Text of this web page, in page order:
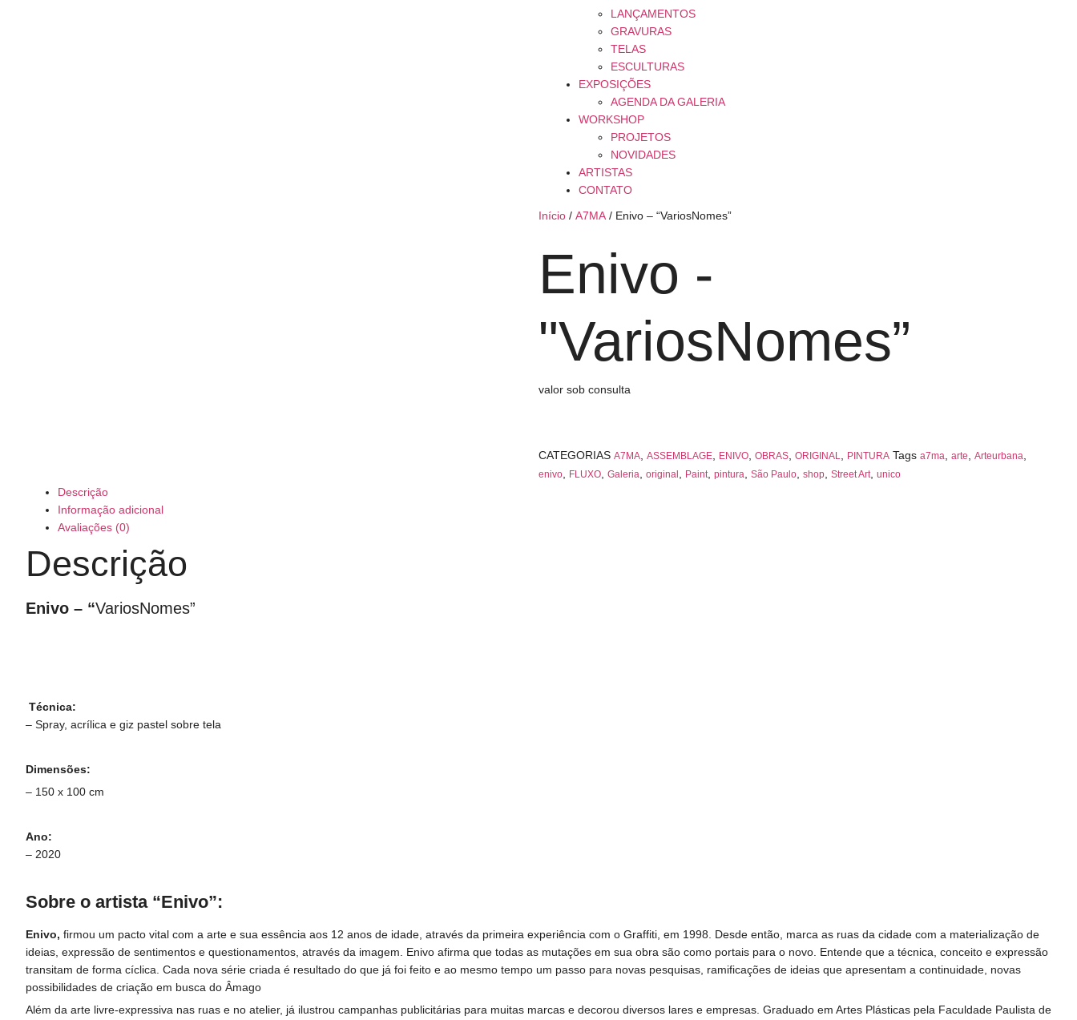
LANÇAMENTOS
GRAVURAS
TELAS
ESCULTURAS
EXPOSIÇÕES
AGENDA DA GALERIA
WORKSHOP
PROJETOS
NOVIDADES
ARTISTAS
CONTATO
Início / A7MA / Enivo – “VariosNomes”
Enivo -
"VariosNomes”
valor sob consulta
CATEGORIAS A7MA ASSEMBLAGE ENIVO OBRAS ORIGINAL PINTURA Tags a7ma arte Arteurbana
enivo FLUXO Galeria original Paint pintura São Paulo shop Street Art unico
Descrição
Informação adicional
Avaliações (0)
Descrição
Enivo – “VariosNomes”
Técnica:
– Spray, acrílica e giz pastel sobre tela
Dimensões:
– 150 x 100 cm
Ano:
– 2020
Sobre o artista “Enivo”:
Enivo, firmou um pacto vital com a arte e sua essência aos 12 anos de idade, através da primeira experiência com o Graffiti, em 1998. Desde então, marca as ruas da cidade com a materialização de
ideias, expressão de sentimentos e questionamentos, através da imagem. Enivo afirma que todas as mutações em sua obra são como portais para o novo. Entende que a técnica, conceito e expressão
transitam de forma cíclica. Cada nova série criada é resultado do que já foi feito e ao mesmo tempo um passo para novas pesquisas, ramificações de ideias que apresentam a continuidade, novas
possibilidades de criação em busca do Âmago
Além da arte livre-expressiva nas ruas e no atelier, já ilustrou campanhas publicitárias para muitas marcas e decorou diversos lares e empresas. Graduado em Artes Plásticas pela Faculdade Paulista de